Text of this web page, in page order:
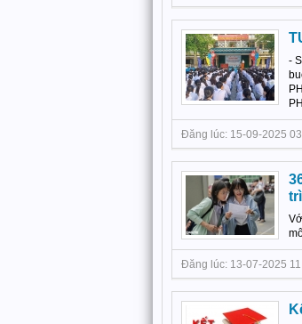
-
Đăng lúc: 15-09-2025
Đăng lúc: 13-07-2025